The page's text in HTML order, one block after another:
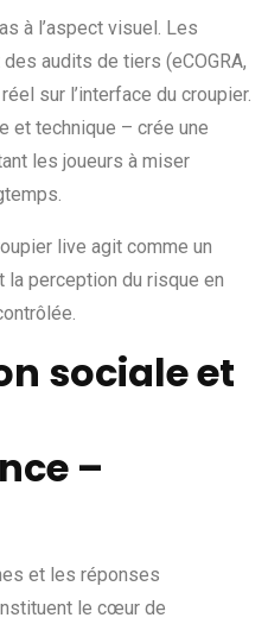
à l’aspect visuel. Les
audits de tiers (eCOGRA,
sur l’interface du croupier.
et technique – crée une
les joueurs à miser
live agit comme un
la perception du risque en
sociale et
–
et les réponses
le cœur de